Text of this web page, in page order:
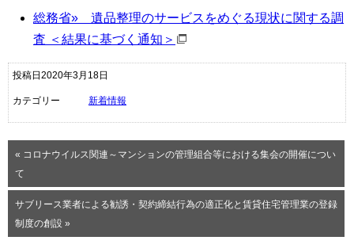
総務省» 遺品整理のサービスをめぐる現状に関する調
査 ＜結果に基づく通知＞
投稿日2020年3月18日
カテゴリー 新着情報
« コロナウイルス関連～マンションの管理組合等における集会の開催につい
て
サブリース業者による勧誘・契約締結行為の適正化と賃貸住宅管理業の登録
制度の創設 »